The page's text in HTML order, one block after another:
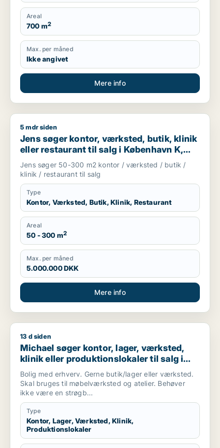
Areal
700 m2
Max. per måned
Ikke angivet
Mere info
Jens søger kontor, værksted, butik, klinik eller restaurant til
5 mdr siden
Jens søger kontor, værksted, butik, klinik
eller restaurant til salg i København K,
Vesterbro eller Frederiksberg m.fl.
Jens søger 50-300 m2 kontor / værksted / butik /
klinik / restaurant til salg
Type
Kontor, Værksted, Butik, Klinik, Restaurant
Areal
50 - 300 m2
Max. per måned
5.000.000 DKK
Mere info
Michael søger kontor, lager, værksted, klinik eller
13 d siden
Michael søger kontor, lager, værksted,
klinik eller produktionslokaler til salg i
København, Kongens Lyngby eller
Gentofte m.fl.
Bolig med erhverv. Gerne butik/lager eller værksted.
Skal bruges til møbelværksted og atelier. Behøver
ikke være en strøgb...
Type
Kontor, Lager, Værksted, Klinik,
Produktionslokaler